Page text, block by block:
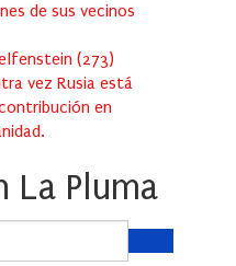
de sus vecinos
(273)
vez Rusia está
en
La Pluma